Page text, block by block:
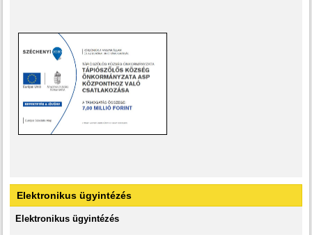
Elektronikus ügyintézés
Elektronikus ügyintézés